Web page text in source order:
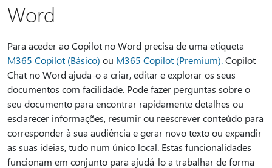
Word
Para aceder ao Copilot no Word precisa de uma etiqueta
M365 Copilot (Básico) ou M365 Copilot (Premium).Copilot
Chat no Word ajuda-o a criar, editar e explorar os seus
documentos com facilidade. Pode fazer perguntas sobre o
seu documento para encontrar rapidamente detalhes ou
esclarecer informações, resumir ou reescrever conteúdo para
corresponder à sua audiência e gerar novo texto ou expandir
as suas ideias, tudo num único local. Estas funcionalidades
funcionam em conjunto para ajudá-lo a trabalhar de forma